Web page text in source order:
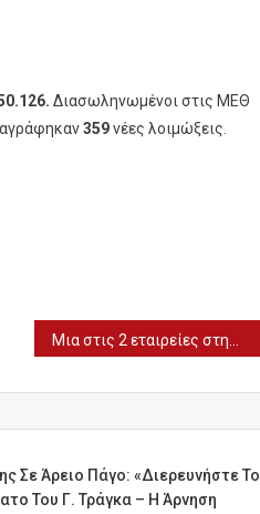
Διασωληνωμένοι στις ΜΕΘ
359νέες λοιμώξεις.
Μια στις 2 εταιρείες στην Ελλάδα έκανε προσλήψεις στην Πληροφορική το 2021
Σε Άρειο Πάγο: «Διερευνήστε Το
Του Γ. Τράγκα – Η Άρνηση